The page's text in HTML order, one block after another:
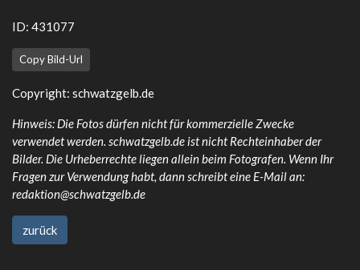
ID: 431077
Copy Bild-Url
Copyright: schwatzgelb.de
Hinweis: Die Fotos dürfen nicht für kommerzielle Zwecke
verwendet werden. schwatzgelb.de ist nicht Rechteinhaber der
Bilder. Die Urheberrechte liegen allein beim Fotografen. Wenn Ihr
Fragen zur Verwendung habt, dann schreibt eine E-Mail an:
redaktion@schwatzgelb.de
zurück